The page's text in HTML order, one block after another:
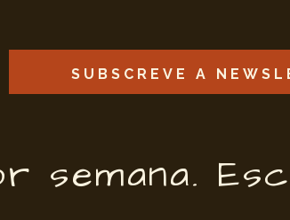
semana.
SUBSCREVE A
NEWSLETTER